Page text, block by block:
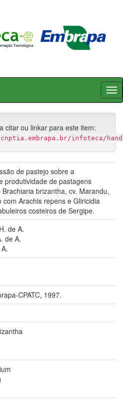
citar ou linkar para este item:
infoteca/
de pastejo sobre a
produtividade de pastagens
brizantha, cv. Marandu,
com Arachis repens e Gliricidia
costeiros de Sergipe.
de A.
de A.
CPATC, 1997.